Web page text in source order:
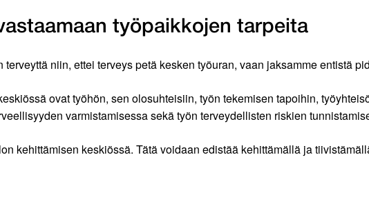
työpaikkojen tarpeita
niin, ettei terveys petä kesken työuran, vaan jaksamme entistä
ovat työhön, sen olosuhteisiin, työn tekemisen tapoihin,
varmistamisessa sekä työn terveydellisten riskien
kehittämisen keskiössä. Tätä voidaan edistää kehittämällä ja